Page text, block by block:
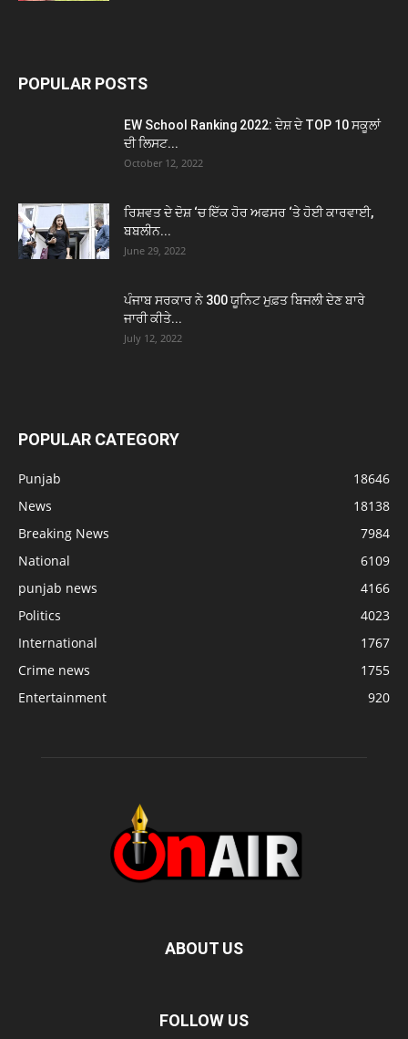
POPULAR POSTS
EW School Ranking 2022: ਦੇਸ਼ ਦੇ TOP 10 ਸਕੂਲਾਂ
ਦੀ ਲਿਸਟ...
October 12, 2022
ਰਿਸ਼ਵਤ ਦੇ ਦੋਸ਼ ‘ਚ ਇੱਕ ਹੋਰ ਅਫਸਰ ‘ਤੇ ਹੋਈ ਕਾਰਵਾਈ,
ਬਬਲੀਨ...
June 29, 2022
ਪੰਜਾਬ ਸਰਕਾਰ ਨੇ 300 ਯੂਨਿਟ ਮੁਫ਼ਤ ਬਿਜਲੀ ਦੇਣ ਬਾਰੇ
ਜਾਰੀ ਕੀਤੇ...
July 12, 2022
POPULAR CATEGORY
Punjab
18646
News
18138
Breaking News
7984
National
6109
punjab news
4166
Politics
4023
International
1767
Crime news
1755
Entertainment
920
ABOUT US
FOLLOW US